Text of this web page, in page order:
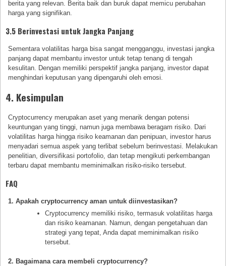
berita yang relevan. Berita baik dan buruk dapat memicu perubahan
harga yang signifikan.
3.5 Berinvestasi untuk Jangka Panjang
Sementara volatilitas harga bisa sangat mengganggu, investasi jangka
panjang dapat membantu investor untuk tetap tenang di tengah
kesulitan. Dengan memiliki perspektif jangka panjang, investor dapat
menghindari keputusan yang dipengaruhi oleh emosi.
4. Kesimpulan
Cryptocurrency merupakan aset yang menarik dengan potensi
keuntungan yang tinggi, namun juga membawa beragam risiko. Dari
volatilitas harga hingga risiko keamanan dan penipuan, investor harus
menyadari semua aspek yang terlibat sebelum berinvestasi. Melakukan
penelitian, diversifikasi portofolio, dan tetap mengikuti perkembangan
terbaru dapat membantu meminimalkan risiko-risiko tersebut.
FAQ
1. Apakah cryptocurrency aman untuk diinvestasikan?
Cryptocurrency memiliki risiko, termasuk volatilitas harga
dan risiko keamanan. Namun, dengan pengetahuan dan
strategi yang tepat, Anda dapat meminimalkan risiko
tersebut.
2. Bagaimana cara membeli cryptocurrency?